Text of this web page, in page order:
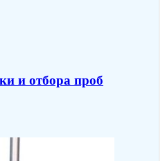
и отбора проб